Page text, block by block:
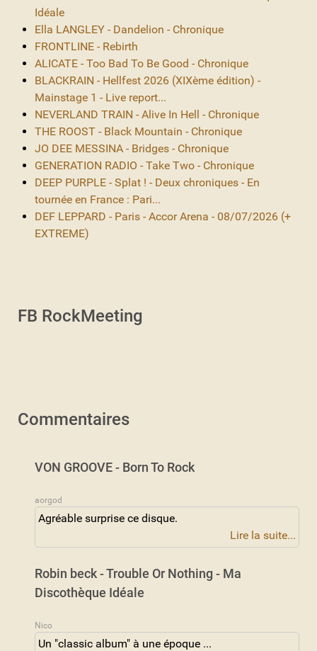
Idéale
Ella LANGLEY - Dandelion - Chronique
FRONTLINE - Rebirth
ALICATE - Too Bad To Be Good - Chronique
BLACKRAIN - Hellfest 2026 (XIXème édition) -
Mainstage 1 - Live report...
NEVERLAND TRAIN - Alive In Hell - Chronique
THE ROOST - Black Mountain - Chronique
JO DEE MESSINA - Bridges - Chronique
GENERATION RADIO - Take Two - Chronique
DEEP PURPLE - Splat ! - Deux chroniques - En
tournée en France : Pari...
DEF LEPPARD - Paris - Accor Arena - 08/07/2026 (+
EXTREME)
FB RockMeeting
Commentaires
VON GROOVE - Born To Rock
aorgod
Agréable surprise ce disque.
Lire la suite...
Robin beck - Trouble Or Nothing - Ma
Discothèque Idéale
Nico
Un "classic album" à une époque ...